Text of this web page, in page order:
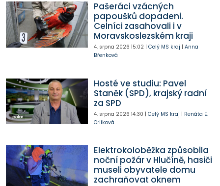
Pašeráci vzácných
papoušků dopadeni.
Celníci zasahovali i v
Moravskoslezském kraji
4. srpna 2026 15:02| Celý MS kraj | Anna
Břenková
Hosté ve studiu: Pavel
Staněk (SPD), krajský radní
za SPD
4. srpna 2026 14:30 | Celý MS kraj | Renáta E.
Orlíková
Elektrokoloběžka způsobila
noční požár v Hlučíně, hasiči
museli obyvatele domu
zachraňovat oknem